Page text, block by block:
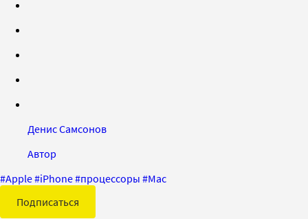
Денис Самсонов
Автор
#Apple#iPhone#процессоры #Mac
Подписаться